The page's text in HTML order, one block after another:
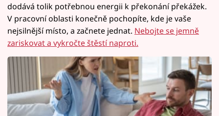
dodává tolik potřebnou energii k překonání překážek.
V pracovní oblasti konečně pochopíte, kde je vaše
nejsilnější místo, a začnete jednat. Nebojte se jemně
zariskovat a vykročte štěstí naproti.